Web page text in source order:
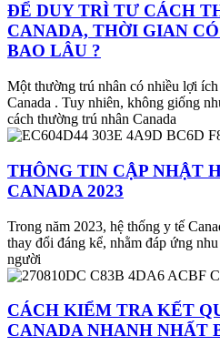
ĐỂ DUY TRÌ TƯ CÁCH
CANADA, THỜI GIAN
BAO LÂU ?
Một thường trú nhân có nhiều lợi
Canada . Tuy nhiên, không giống
cách thường trú nhân Canada
THÔNG TIN CẬP NHẬT
CANADA 2023
Trong năm 2023, hệ thống y tế
thay đổi đáng kể, nhằm đáp ứng
người
CÁCH KIỂM TRA KẾT
CANADA NHANH NHẤT